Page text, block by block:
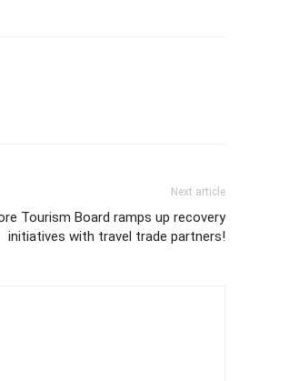
Next article
Tourism Board ramps up recovery
initiatives with travel trade partners!